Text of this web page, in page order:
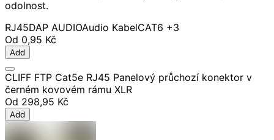
odolnost.
RJ45DAP AUDIOAudio KabelCAT6 +3
Od 0,95 Kč
Add
CLIFF FTP Cat5e RJ45 Panelový průchozí konektor v
černém kovovém rámu XLR
Od 298,95 Kč
Add